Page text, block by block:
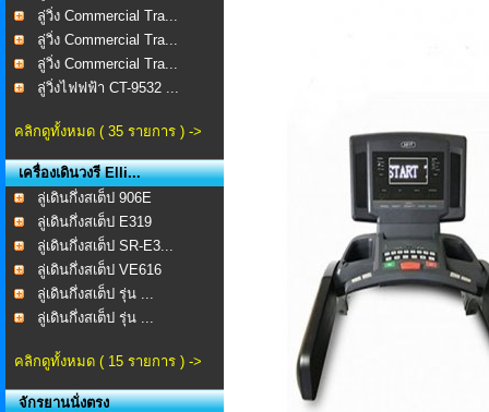
ลู่วิ่ง Commercial Tra...
ลู่วิ่ง Commercial Tra...
ลู่วิ่ง Commercial Tra...
ลู่วิ่งไฟฟฟ้า CT-9532 ...
คลิกดูทั้งหมด ( 35 รายการ ) ->
เครื่องเดินวงรี Elli...
ลู่เดินกึ่งสเต็ป 906E
ลู่เดินกึ่งสเต็ป E319
ลู่เดินกึ่งสเต็ป SR-E3...
ลู่เดินกึ่งสเต็ป VE616
ลู่เดินกึ่งสเต็ป รุ่น ...
ลู่เดินกึ่งสเต็ป รุ่น ...
คลิกดูทั้งหมด ( 15 รายการ ) ->
จักรยานนั่งตรง